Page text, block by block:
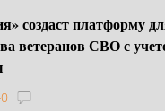
создаст платформу
ветеранов СВО с